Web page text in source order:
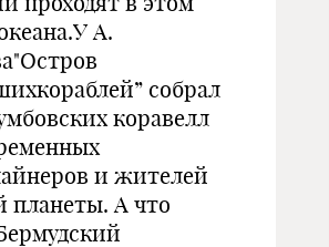
А.
собрал
коравелл
и жителей
планеты. А что